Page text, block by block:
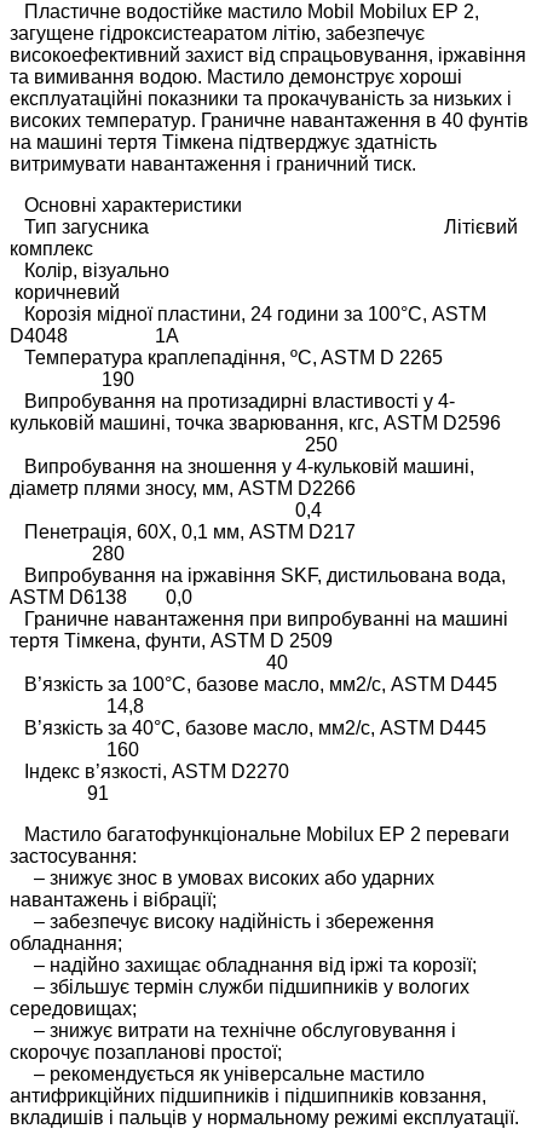
Пластичне водостійке мастило Mobil Mobilux EP 2,
загущене гідроксистеаратом літію, забезпечує
високоефективний захист від спрацьовування, іржавіння
та вимивання водою. Мастило демонструє хороші
експлуатаційні показники та прокачуваність за низьких і
високих температур. Граничне навантаження в 40 фунтів
на машині тертя Тімкена підтверджує здатність
витримувати навантаження і граничний тиск.
Основні характеристики
Тип загусника Літієвий
комплекс
Колір, візуально
коричневий
Корозія мідної пластини, 24 години за 100°С, ASTM
D4048 1A
Температура краплепадіння, ºC, ASTM D 2265
190
Випробування на протизадирні властивості у 4-
кульковій машині, точка зварювання, кгс, ASTM D2596
250
Випробування на зношення у 4-кульковій машині,
діаметр плями зносу, мм, ASTM D2266
0,4
Пенетрація, 60Х, 0,1 мм, ASTM D217
280
Випробування на іржавіння SKF, дистильована вода,
ASTM D6138 0,0
Граничне навантаження при випробуванні на машині
тертя Тімкена, фунти, ASTM D 2509
40
В’язкість за 100°C, базове масло, мм2/с, ASTM D445
14,8
В’язкість за 40°C, базове масло, мм2/с, ASTM D445
160
Індекс в’язкості, ASTM D2270
91
Мастило багатофункціональне Mobilux EP 2 переваги
застосування:
– знижує знос в умовах високих або ударних
навантажень і вібрації;
– забезпечує високу надійність і збереження
обладнання;
– надійно захищає обладнання від іржі та корозії;
– збільшує термін служби підшипників у вологих
середовищах;
– знижує витрати на технічне обслуговування і
скорочує позапланові простої;
– рекомендується як універсальне мастило
антифрикційних підшипників і підшипників ковзання,
вкладишів і пальців у нормальному режимі експлуатації.